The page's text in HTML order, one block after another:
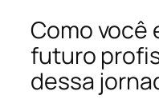
Como você
futuro
dessa